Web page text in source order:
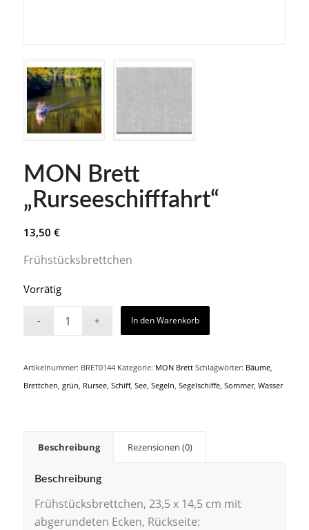
MON Brett
„Rurseeschifffahrt“
13,50 €
Frühstücksbrettchen
Vorrätig
In den Warenkorb
Artikelnummer: BRET0144 Kategorie: MON Brett Schlagwörter: Bäume,
Brettchen, grün, Rursee, Schiff, See, Segeln, Segelschiffe, Sommer, Wasser
Beschreibung Rezensionen (0)
Beschreibung
Frühstücksbrettchen, 23,5 x 14,5 cm mit
abgerundeten Ecken, Rückseite: